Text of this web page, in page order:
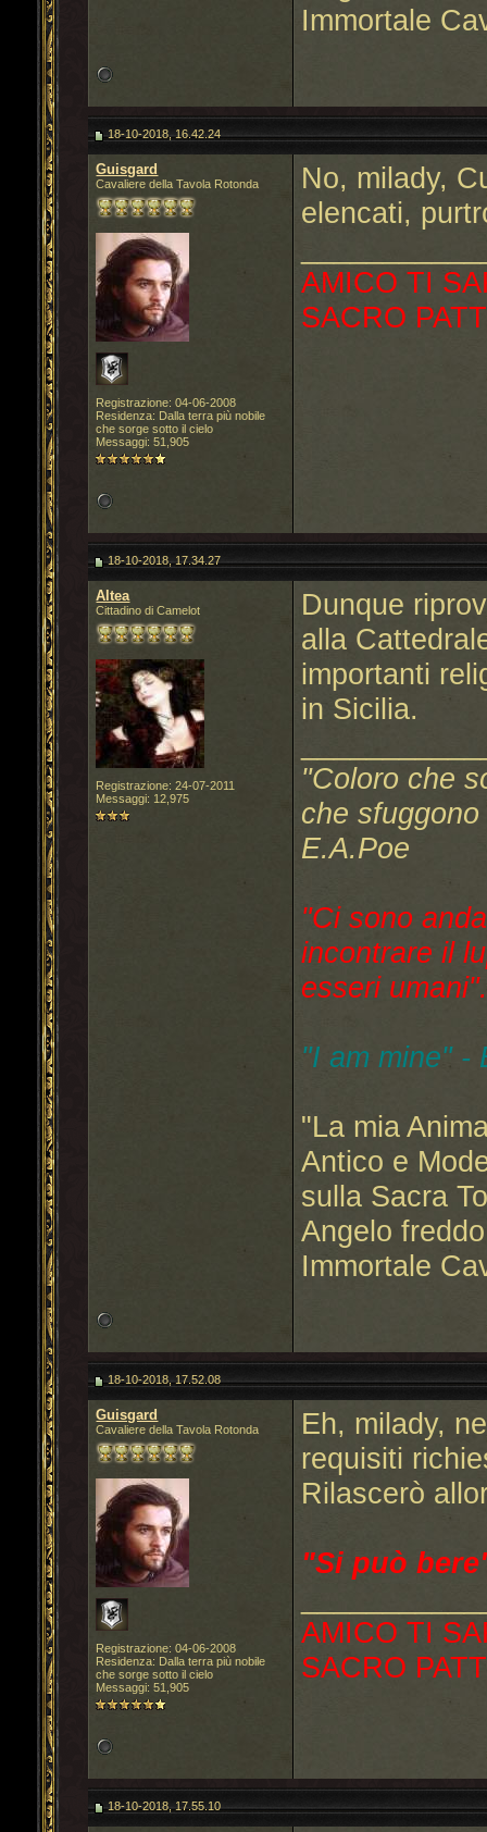
Immortale
18-10-2018, 16.42.24
Guisgard
Cavaliere della Tavola Rotonda
Registrazione: 04-06-2008
Residenza: Dalla terra più nobile
che sorge sotto il cielo
Messaggi: 51,905
No, milady,
elencati,
AMICO TI
SACRO
18-10-2018, 17.34.27
Altea
Cittadino di Camelot
Registrazione: 24-07-2011
Messaggi: 12,975
Dunque
alla
importanti
in Sicilia.
"Coloro che
che
E.A.Poe
"Ci sono
incontrare il
esseri
"I am mine" -
"La mia
Antico e
sulla Sacra
Angelo
Immortale
18-10-2018, 17.52.08
Guisgard
Cavaliere della Tavola Rotonda
Registrazione: 04-06-2008
Residenza: Dalla terra più nobile
che sorge sotto il cielo
Messaggi: 51,905
Eh, milady,
requisiti
Rilascerò
"Si può
AMICO TI
SACRO
18-10-2018, 17.55.10